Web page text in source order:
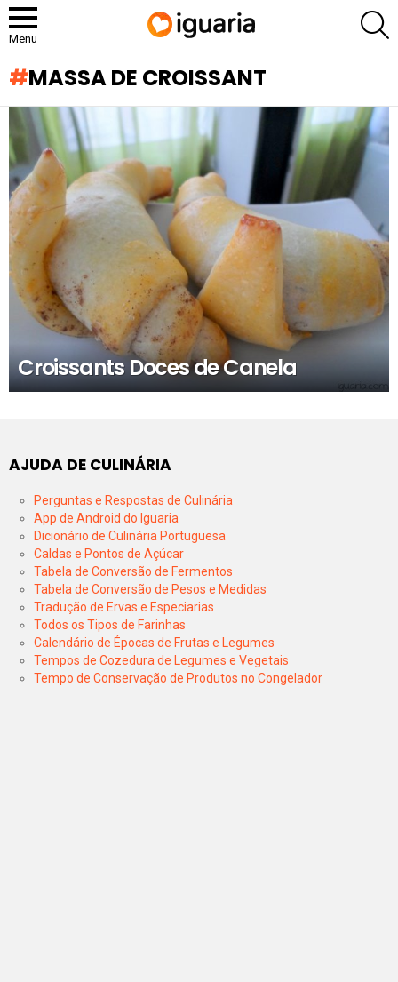
Menu
MASSA DE CROISSANT
RECOMENDADOS
Croissants Doces de Canela
AJUDA DE CULINÁRIA
Perguntas e Respostas de Culinária
App de Android do Iguaria
Dicionário de Culinária Portuguesa
Caldas e Pontos de Açúcar
Tabela de Conversão de Fermentos
Tabela de Conversão de Pesos e Medidas
Tradução de Ervas e Especiarias
Todos os Tipos de Farinhas
Calendário de Épocas de Frutas e Legumes
Tempos de Cozedura de Legumes e Vegetais
Tempo de Conservação de Produtos no Congelador